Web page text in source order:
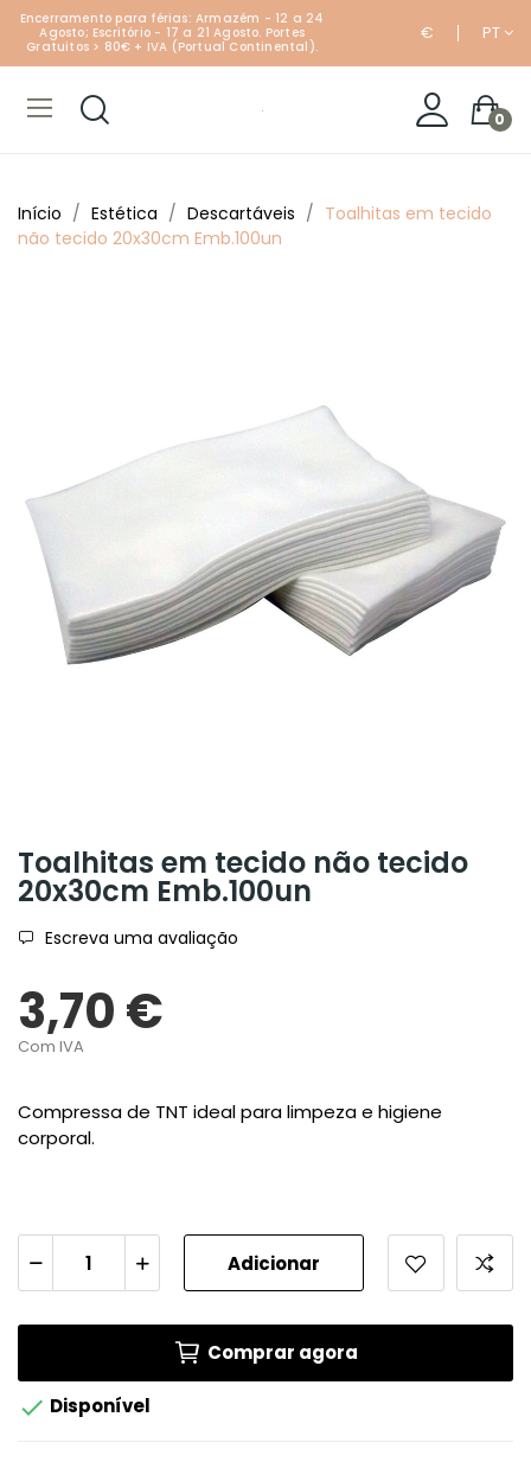
Encerramento para férias: Armazém - 12 a 24
Agosto; Escritório - 17 a 21 Agosto. Portes
Gratuitos > 80€ + IVA (Portual Continental).
€ PT
0
Início Estética Descartáveis
Toalhitas em tecido
não tecido 20x30cm Emb.100un
Toalhitas em tecido não tecido
20x30cm Emb.100un
Escreva uma avaliação
3,70 €
Com IVA
Compressa de TNT ideal para limpeza e higiene
corporal.
Adicionar
Comprar agora
 Disponível